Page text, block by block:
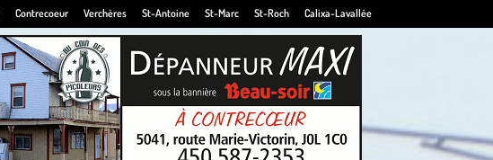
Contrecoeur Verchères St-Antoine St-Marc St-Roch Calixa-Lavallée